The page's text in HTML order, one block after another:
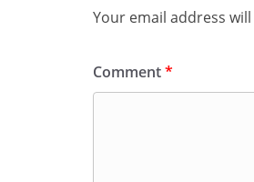
Your email address
Comment*